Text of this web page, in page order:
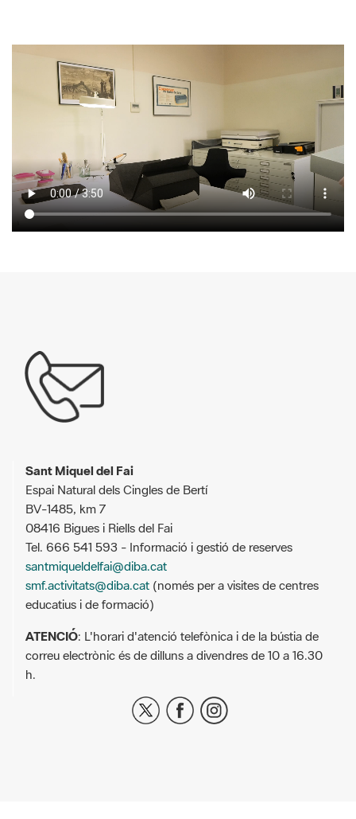
Sant Miquel del Fai
Espai Natural dels Cingles de Bertí
BV-1485, km 7
08416 Bigues i Riells del Fai
Tel. 666 541 593 - Informació i gestió de reserves
santmiqueldelfai@diba.cat
smf.activitats@diba.cat (només per a visites de centres
educatius i de formació)
ATENCIÓ: L'horari d'atenció telefònica i de la bústia de
correu electrònic és de dilluns a divendres de 10 a 16.30
h.